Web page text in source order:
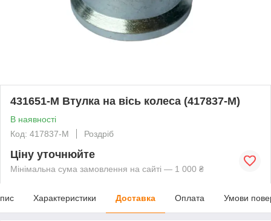
431651-M Втулка на вісь колеса (417837-M)
В наявності
Код: 417837-M
Роздріб
Ціну уточнюйте
Мінімальна сума замовлення на сайті — 1 000 ₴
Характеристики Доставка Оплата Умови